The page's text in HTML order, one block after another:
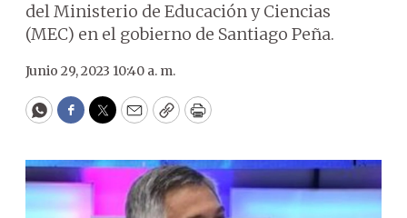
del Ministerio de Educación y Ciencias
(MEC) en el gobierno de Santiago Peña.
Junio 29, 2023 10:40 a. m.
WhatsApp
Facebook
Twitter
EmailCopyPrint